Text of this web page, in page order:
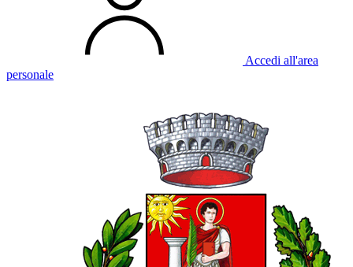
Accedi all'area
personale